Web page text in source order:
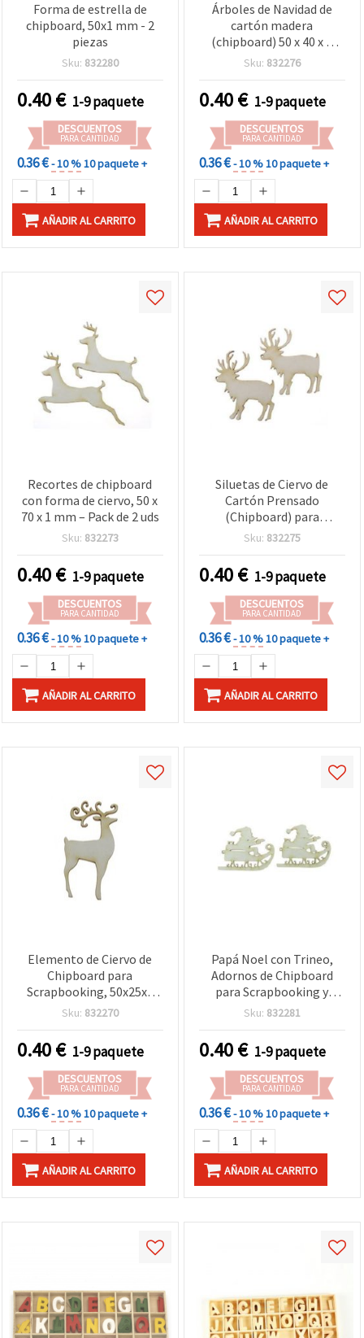
Forma de estrella de
chipboard, 50x1 mm - 2
piezas
Sku: 832280
0.40€ 1-9 paquete
DESCUENTOS
PARA CANTIDAD
0.36 €- 10 %10 paquete +
AÑADIR AL CARRITO
Árboles de Navidad de
cartón madera
(chipboard) 50 x 40 x 1
mm - 2 uds.
Sku: 832276
0.40€ 1-9 paquete
DESCUENTOS
PARA CANTIDAD
0.36 €- 10 %10 paquete +
AÑADIR AL CARRITO
Recortes de chipboard
con forma de ciervo, 50 x
70 x 1 mm – Pack de 2 uds
Sku: 832273
0.40€ 1-9 paquete
DESCUENTOS
PARA CANTIDAD
0.36 €- 10 %10 paquete +
AÑADIR AL CARRITO
Siluetas de Ciervo de
Cartón Prensado
(Chipboard) para
Scrapbooking y
mm – 2 uds
Sku: 832275
0.40€ 1-9 paquete
DESCUENTOS
PARA CANTIDAD
0.36 €- 10 %10 paquete +
AÑADIR AL CARRITO
Elemento de Ciervo de
Chipboard para
Scrapbooking, 50x25x1
mm - 2 piezas
Sku: 832270
0.40€ 1-9 paquete
DESCUENTOS
PARA CANTIDAD
0.36 €- 10 %10 paquete +
AÑADIR AL CARRITO
Papá Noel con Trineo,
Adornos de Chipboard
para Scrapbooking y
Manualidades, 50x60x1
Sku: 832281
0.40€ 1-9 paquete
DESCUENTOS
PARA CANTIDAD
0.36 €- 10 %10 paquete +
AÑADIR AL CARRITO